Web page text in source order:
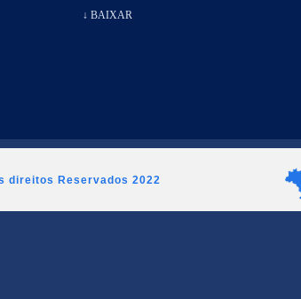
↓ BAIXAR
direitos Reservados 2022